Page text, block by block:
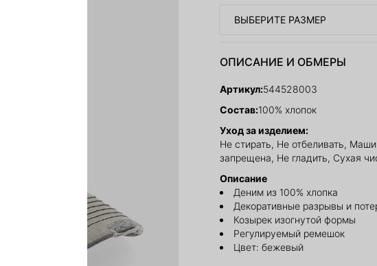
ВЫБЕРИТЕ РАЗМЕР
ОПИСАНИЕ И ОБМЕРЫ
Артикул:544528003
Состав:100% хлопок
Уход за изделием:
Не стирать, Не отбеливать,
запрещена, Не гладить, Сухая
Описание
Деним из 100% хлопка
Декоративные разрывы и
Козырек изогнутой формы
Регулируемый ремешок
Цвет: бежевый